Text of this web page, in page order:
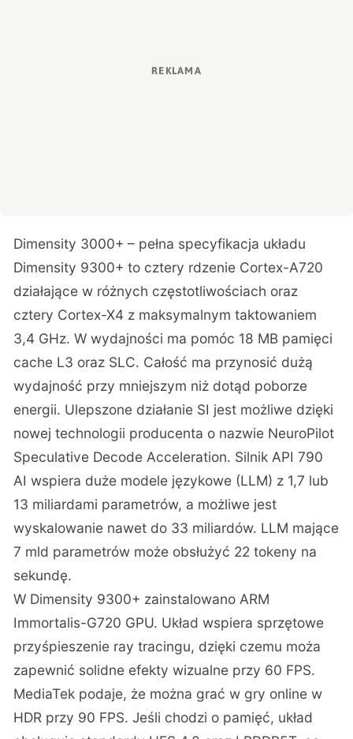
Dimensity 3000+ – pełna specyfikacja układu
Dimensity 9300+ to cztery rdzenie Cortex-A720
działające w różnych częstotliwościach oraz
cztery Cortex-X4 z maksymalnym taktowaniem
3,4 GHz. W wydajności ma pomóc 18 MB pamięci
cache L3 oraz SLC. Całość ma przynosić dużą
wydajność przy mniejszym niż dotąd poborze
energii. Ulepszone działanie SI jest możliwe dzięki
nowej technologii producenta o nazwie NeuroPilot
Speculative Decode Acceleration. Silnik API 790
AI wspiera duże modele językowe (LLM) z 1,7 lub
13 miliardami parametrów, a możliwe jest
wyskalowanie nawet do 33 miliardów. LLM mające
7 mld parametrów może obsłużyć 22 tokeny na
sekundę.
W Dimensity 9300+ zainstalowano ARM
Immortalis-G720 GPU. Układ wspiera sprzętowe
przyśpieszenie ray tracingu, dzięki czemu moża
zapewnić solidne efekty wizualne przy 60 FPS.
MediaTek podaje, że można grać w gry online w
HDR przy 90 FPS. Jeśli chodzi o pamięć, układ